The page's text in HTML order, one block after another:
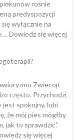
rośnie
predyspozycji
wyłącznie na
Dowiedz się więcej:
Zwierząt
często. Przychodzi
jest spokojny, lubi
że mój pies mógłby
jak to sprawdzić.”
się więcej: